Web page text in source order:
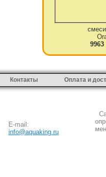
9963
Контакты Оплата и
E-mail:
info@aquaking.ru